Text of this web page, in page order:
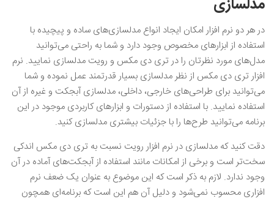
مدلسازی
در هر دو نرم‌ افزار امکان ایجاد انواع مدلسازی‌های ساده و پیچیده با
استفاده از ابزارهای مخصوص وجود دارد و شما به راحتی می‌توانید
مدل‌های مورد نظرتان را در تری دی مکس و رویت مدلسازی نمایید. نرم
‌افزار تری دی مکس از نظر مدلسازی بسیار قدرتمند عمل نموده و شما
می‌توانید برای طراحی‌های خارجی، داخلی، مدلسازی آبجکت و غیره از آن
استفاده نمایید. با استفاده از دستورات و ابزارهای کاربردی موجود در این
برنامه می‌توانید طرح‌ها را با جزئیات بیشتری مدلسازی کنید.
دقت کنید که مدلسازی در نرم ‌افزار رویت نسبت به تری دی مکس اندکی
سخت‌تر است و برخی از امکانات مانند استفاده از آبجکت‌های آماده در آن
وجود ندارد. لازم به ذکر است که این موضوع به عنوان یک ضعف نرم
‌افزاری محسوب نمی‌شود و دلیل آن هم این است که برنامه‌ای همچون